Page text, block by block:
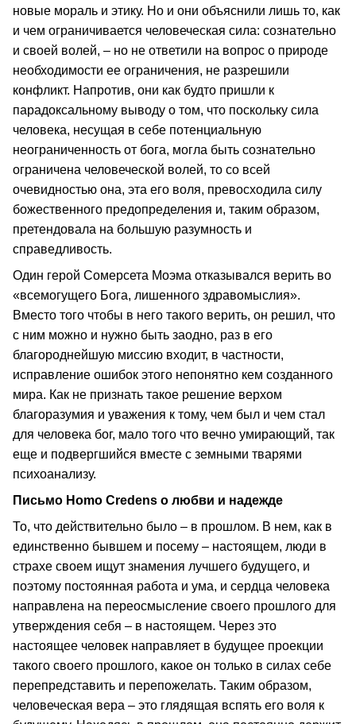
новые мораль и этику. Но и они объяснили лишь то, как
и чем ограничивается человеческая сила: сознательно
и своей волей, – но не ответили на вопрос о природе
необходимости ее ограничения, не разрешили
конфликт. Напротив, они как будто пришли к
парадоксальному выводу о том, что поскольку сила
человека, несущая в себе потенциальную
неограниченность от бога, могла быть сознательно
ограничена человеческой волей, то со всей
очевидностью она, эта его воля, превосходила силу
божественного предопределения и, таким образом,
претендовала на большую разумность и
справедливость.
Один герой Сомерсета Моэма отказывался верить во
«всемогущего Бога, лишенного здравомыслия».
Вместо того чтобы в него такого верить, он решил, что
с ним можно и нужно быть заодно, раз в его
благороднейшую миссию входит, в частности,
исправление ошибок этого непонятно кем созданного
мира. Как не признать такое решение верхом
благоразумия и уважения к тому, чем был и чем стал
для человека бог, мало того что вечно умирающий, так
еще и подвергшийся вместе с земными тварями
психоанализу.
Письмо Homo Credens о любви и надежде
То, что действительно было – в прошлом. В нем, как в
единственно бывшем и посему – настоящем, люди в
страхе своем ищут знамения лучшего будущего, и
поэтому постоянная работа и ума, и сердца человека
направлена на переосмысление своего прошлого для
утверждения себя – в настоящем. Через это
настоящее человек направляет в будущее проекции
такого своего прошлого, какое он только в силах себе
перепредставить и перепожелать. Таким образом,
человеческая вера – это глядящая вспять его воля к